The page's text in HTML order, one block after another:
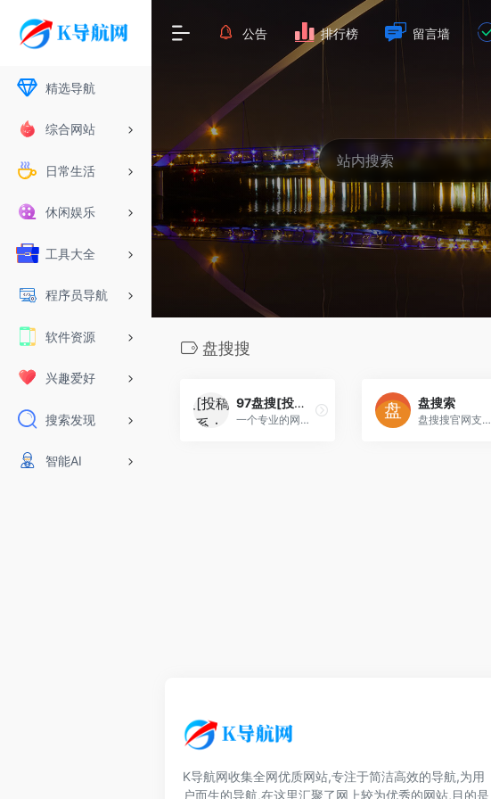
精选导航
综合网站
日常生活
休闲娱乐
工具大全
程序员导航
软件资源
兴趣爱好
搜索发现
智能AI
公告 排行榜 留言墙
盘搜搜
97盘搜[投稿人：panso,联系：2777777123@qq.com]
一个专业的网盘搜索引擎,提供百度网盘、夸克网盘、迅雷网盘、阿里云盘资源搜索,涵盖电影、游戏、短剧、软件、小说、学习资料等
盘搜索
盘搜搜官网支持百度云搜索、115网盘、360云盘、华为网盘、新浪微盘等搜索服务，是您工作、学习、娱乐的网盘搜索神器。
K导航网收集全网优质网站,专注于简洁高效的导航,为用
户而生的导航,在这里汇聚了网上较为优秀的网站,目的是